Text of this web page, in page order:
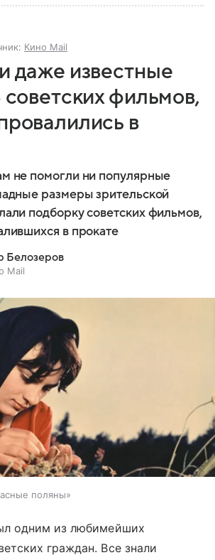
Кино Mail
даже известные
фильмов,
в
не помогли ни популярные
размеры зрительской
подборку советских фильмов,
в прокате
Белозеров
Mail
поляны»
одним из любимейших
граждан. Все знали